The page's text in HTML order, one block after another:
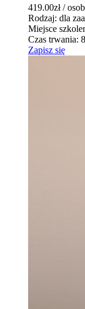
419.00zł /
Rodzaj: dla
Miejsce
Czas trwania:
Zapisz się